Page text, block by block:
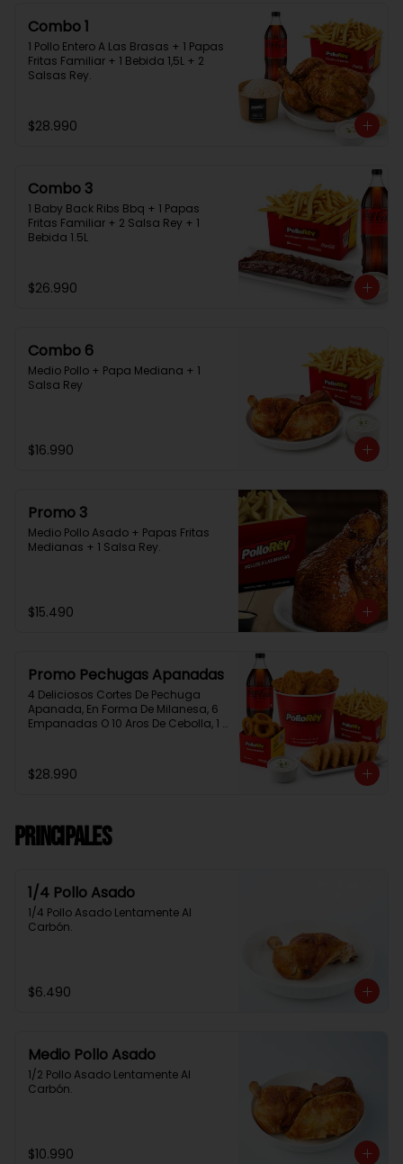
Combo 1
1 Pollo Entero A Las Brasas + 1 Papas
Fritas Familiar + 1 Bebida 1,5L + 2
Salsas Rey.
$28.990
Combo 3
1 Baby Back Ribs Bbq + 1 Papas
Fritas Familiar + 2 Salsa Rey + 1
Bebida 1.5L
$26.990
Combo 6
Medio Pollo + Papa Mediana + 1
Salsa Rey
$16.990
Promo 3
Medio Pollo Asado + Papas Fritas
Medianas + 1 Salsa Rey.
$15.490
Promo Pechugas Apanadas
4 Deliciosos Cortes De Pechuga
Apanada, En Forma De Milanesa, 6
Empanadas O 10 Aros De Cebolla, 1
$28.990
Principales
1/4 Pollo Asado
1/4 Pollo Asado Lentamente Al
Carbón.
$6.490
Medio Pollo Asado
1/2 Pollo Asado Lentamente Al
Carbón.
$10.990